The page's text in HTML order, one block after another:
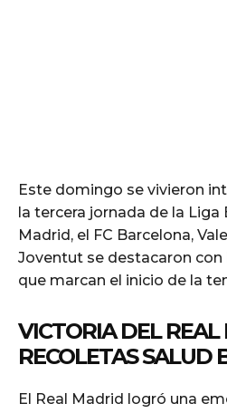
Este domingo se vivieron
la tercera jornada de la Liga
Madrid, el FC Barcelona,
Joventut se destacaron
que marcan el inicio de la
VICTORIA DEL
RECOLETAS SALUD
El Real Madrid logró una